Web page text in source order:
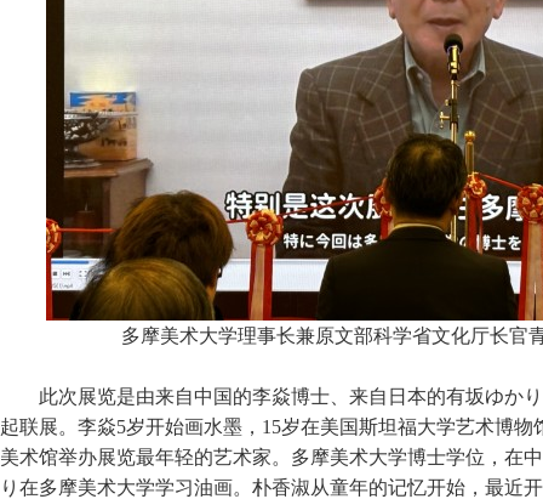
多摩美术大学理事长兼原文部科学省文化厅长官
此次展览是由来自中国的李焱博士、来自日本的有坂ゆか
起联展。李焱5岁开始画水墨，15岁在美国斯坦福大学艺术博
美术馆举办展览最年轻的艺术家。多摩美术大学博士学位，在
り在多摩美术大学学习油画。朴香淑从童年的记忆开始，最近